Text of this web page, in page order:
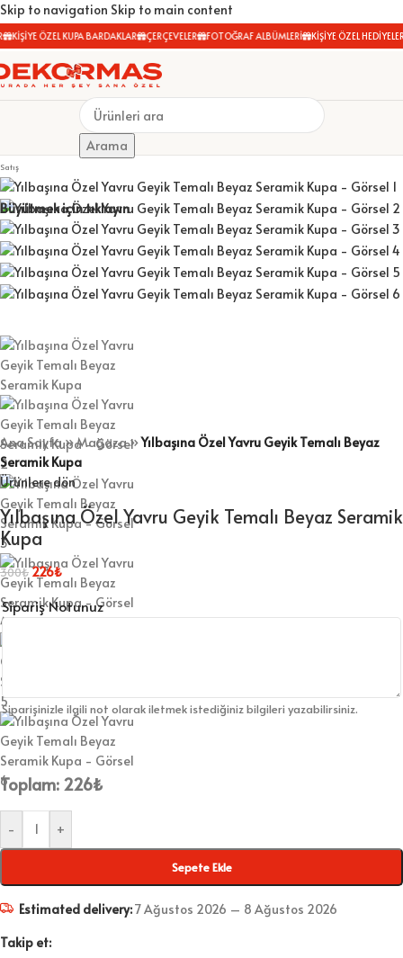
Skip to navigation Skip to main content
KİŞİYE ÖZEL KUPA BARDAKLAR ÇERÇEVELER FOTOĞRAF ALBÜMLERİ KİŞİYE ÖZEL HEDİYELER
Arama
Satış
Büyütmek için tıklayın
Ana Sayfa»Mağaza»Yılbaşına Özel Yavru Geyik Temalı Beyaz
Seramik Kupa
Ürünlere dön
Yılbaşına Özel Yavru Geyik Temalı Beyaz Seramik
Kupa
300₺226₺
Sipariş Notunuz
Siparişinizle ilgili not olarak iletmek istediğiniz bilgileri yazabilirsiniz.
Toplam: 226₺
- +
Sepete Ekle
Estimated delivery:7 Ağustos 2026 – 8 Ağustos 2026
Takip et: